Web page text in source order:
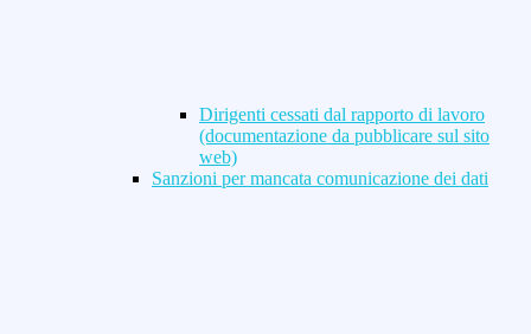
Dirigenti cessati dal rapporto di lavoro
(documentazione da pubblicare sul sito
web)
Sanzioni per mancata comunicazione dei dati